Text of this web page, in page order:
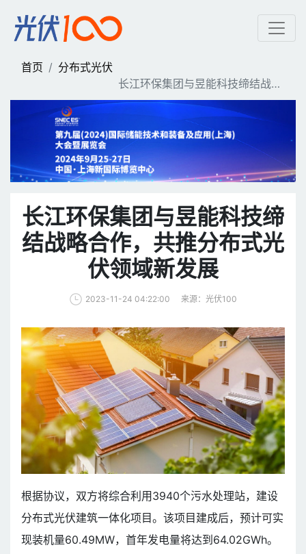
长江环保集团与昱能科
首页
分布式光伏
长江环保集团与昱能科技缔结战略
合作，共推分布式光伏领域新发展
长江环保集团与昱能科技缔
结战略合作，共推分布式光
伏领域新发展
2023-11-24 04:22:00 来源：光伏100
根据协议，双方将综合利用3940个污水处理站，建设
分布式光伏建筑一体化项目。该项目建成后，预计可实
现装机量60.49MW，首年发电量将达到64.02GWh。